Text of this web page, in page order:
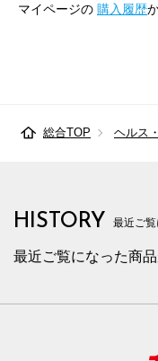
マイページの 購入履歴
総合TOP ヘルス
HISTORY 最近ご
最近ご覧になった商品